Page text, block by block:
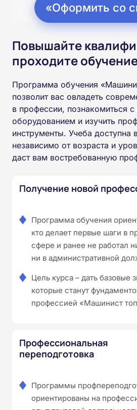
«Оформить со
Повышайте
проходите
Программа обучения
позволит вас овладеть
в профессии, познакомиться
оборудованием и изучить
инструменты. Учеба
независимо от возраста и
даст вам востребованную
Получение новой
Программа обучения
кто делает первые шаги в
сфере и ранее не работал
ни в административной
Цель курса – дать базовые
которые станут
профессией «Машинист
Профессиональная
переподготовка
Программы
ориентированы на